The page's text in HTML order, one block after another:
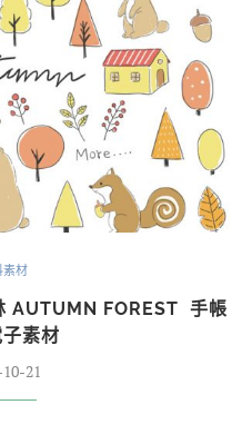
素材
AUTUMN FOREST 手帳
素材
21